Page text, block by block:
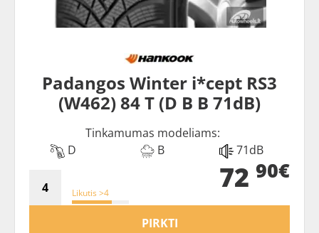
Padangos Winter i*cept RS3
(W462) 84 T (D B B 71dB)
Tinkamumas modeliams:
D
B 71dB
Likutis >4 72 90€
PIRKTI